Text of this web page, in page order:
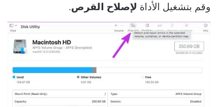
وقم بتشغيل الأداة لإصلاح القرص.